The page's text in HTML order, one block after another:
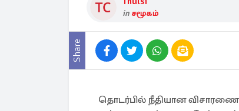
in சமூகம்
Share
தொடர்பில் நீதியான